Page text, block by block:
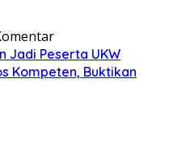
Jadi Peserta UKW
Kompeten, Buktikan